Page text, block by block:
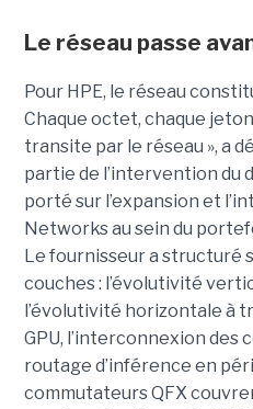
Le réseau passe
Pour HPE, le réseau
Chaque octet, chaque
transite par le réseau », a
partie de l’intervention du
porté sur l’expansion et
Networks au sein du
Le fournisseur a structuré
couches : l’évolutivité
l’évolutivité horizontale à
GPU, l’interconnexion des
routage d’inférence en
commutateurs QFX